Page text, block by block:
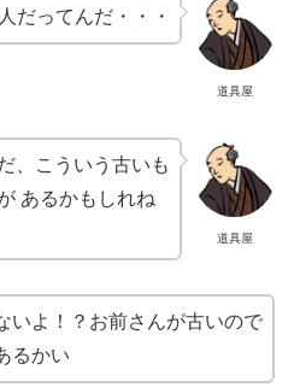
道具屋
だってんだ・・・
道具屋
、こういう古いも
あるかもしれね
いよ！？お前さんが古いので
るかい